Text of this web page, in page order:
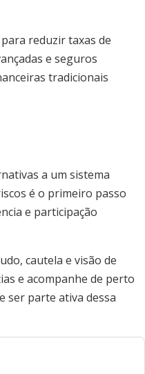
reduzir taxas de
e seguros
tradicionais
a um sistema
é o primeiro passo
e participação
cautela e visão de
e acompanhe de perto
ser parte ativa dessa